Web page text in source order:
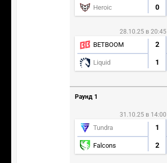
Heroic 0
28.10.25 в 20:45
BETBOOM 2
Liquid 1
Раунд 1
31.10.25 в 14:00
Tundra 1
Falcons 2